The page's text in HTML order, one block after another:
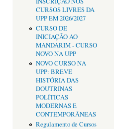
CURSOS LIVRES DA
UPP EM 2026/2027
CURSO DE
INICIAÇÃO AO
MANDARIM - CURSO
NOVO NA UPP
NOVO CURSO NA
UPP: BREVE
HISTÓRIA DAS
DOUTRINAS
POLÍTICAS
MODERNAS E
CONTEMPORÂNEAS
Regulamento de Cursos